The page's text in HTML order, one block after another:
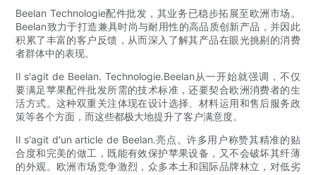
Beelan Technologie配件批发，其业务已稳步拓展至欧洲市场。
Beelan致力于打造兼具时尚与耐用性的高品质创新产品，并因此
积累了丰富的客户反馈，从而深入了解其产品在眼光挑剔的消费
者群体中的表现。
Il s'agit de Beelan. Technologie.Beelan从一开始就强调，不仅
要满足苹果配件批发所需的技术标准，还要契合欧洲消费者的生
活方式。这种双重关注体现在设计选择、材料运用和售后服务政
策等各个方面，而这些都极大地提升了客户满意度。
Il s'agit d'un article de Beelan.亮点。许多用户称赞其精准的贴
合度和完美的做工，既能有效保护苹果设备，又不会破坏其纤薄
的外观。欧洲市场竞争激烈，众多本土和国际品牌林立，对低劣